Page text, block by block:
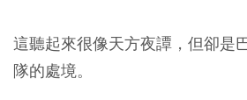
這聽起來很像天方夜譚，但卻是
隊的處境。